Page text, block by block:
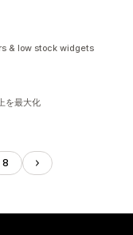
& low stock widgets
を最大化
8